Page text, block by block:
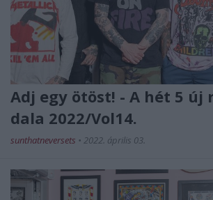
Adj egy ötöst! - A hét 5 új
dala 2022/Vol14.
sunthatneversets • 2022. április 03.